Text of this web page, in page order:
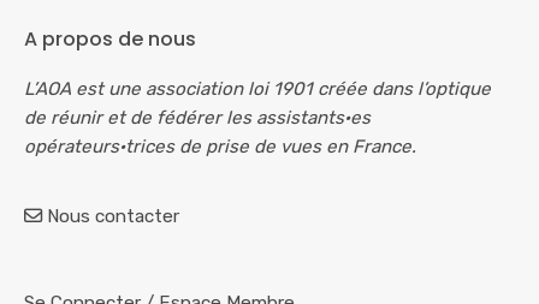
A propos de nous
L’AOA est une association loi 1901 créée dans l’optique
de réunir et de fédérer les assistants·es
opérateurs·trices de prise de vues en France.
Nous contacter